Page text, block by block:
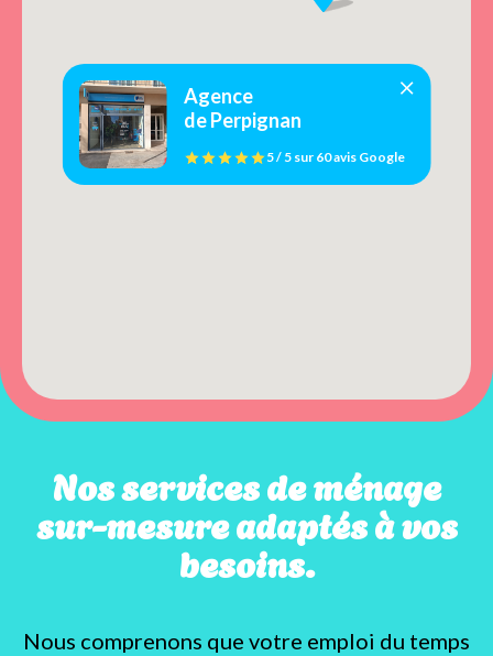
Agence
de Perpignan
5 / 5sur 60 avis Google
Nos services de ménage
sur-mesure adaptés à vos
besoins.
Nous comprenons que votre emploi du temps